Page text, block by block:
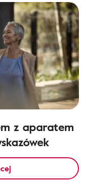
z aparatem